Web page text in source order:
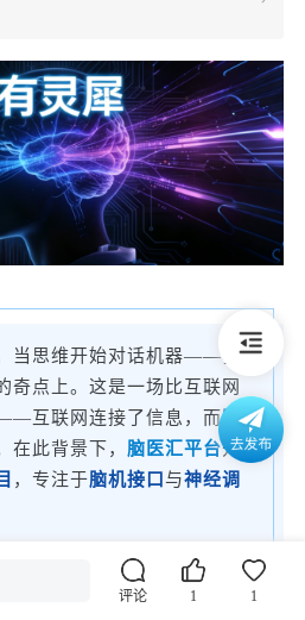
当思维开始对话机器——我
奇点上。这是一场比互联网
互联网连接了信息，而脑
在此背景下， 脑医汇平台开
，专注于脑机接口 与神经调
方寸之间神经信号的微妙共鸣
，则是重塑边界、万物
评论 1 1